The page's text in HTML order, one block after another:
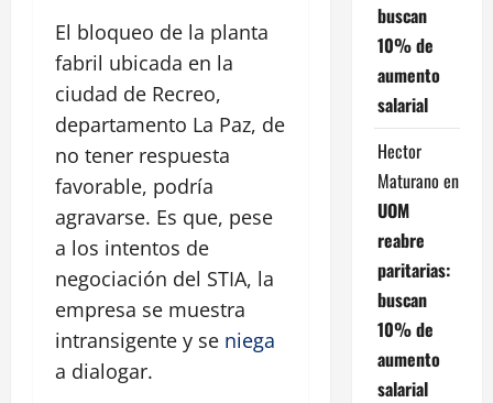
El bloqueo de la planta
fabril ubicada en la
ciudad de Recreo,
departamento La Paz, de
no tener respuesta
favorable, podría
agravarse. Es que, pese
a los intentos de
negociación del STIA, la
empresa se muestra
intransigente y se niega
a dialogar.
buscan
10% de
aumento
salarial
Hector
Maturano en
UOM
reabre
paritarias:
buscan
10% de
aumento
salarial